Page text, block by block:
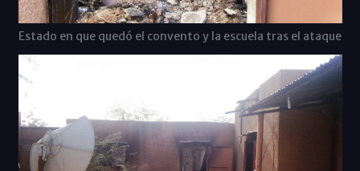
Estado en que quedó el convento y la escuela tras el ataque